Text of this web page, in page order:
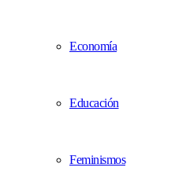
Economía
Educación
Feminismos